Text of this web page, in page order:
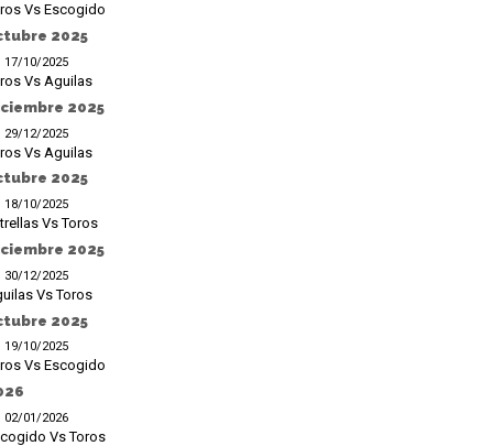
Vs Escogido
2025
17/10/2025
Vs Aguilas
2025
29/12/2025
Vs Aguilas
2025
18/10/2025
Vs Toros
2025
30/12/2025
Vs Toros
2025
19/10/2025
Vs Escogido
02/01/2026
Vs Toros